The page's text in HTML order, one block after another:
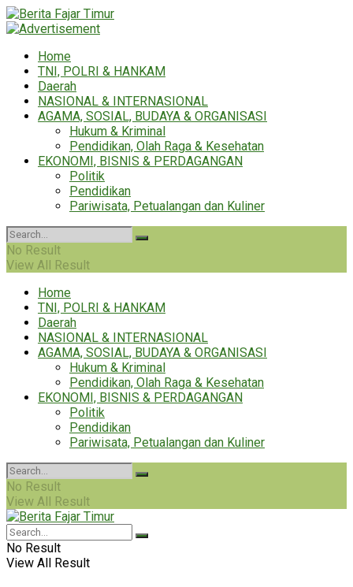
Home
TNI, POLRI & HANKAM
Daerah
NASIONAL & INTERNASIONAL
AGAMA, SOSIAL, BUDAYA & ORGANISASI
Hukum & Kriminal
Pendidikan, Olah Raga & Kesehatan
EKONOMI, BISNIS & PERDAGANGAN
Politik
Pendidikan
Pariwisata, Petualangan dan Kuliner
No Result
View All Result
Home
TNI, POLRI & HANKAM
Daerah
NASIONAL & INTERNASIONAL
AGAMA, SOSIAL, BUDAYA & ORGANISASI
Hukum & Kriminal
Pendidikan, Olah Raga & Kesehatan
EKONOMI, BISNIS & PERDAGANGAN
Politik
Pendidikan
Pariwisata, Petualangan dan Kuliner
No Result
View All Result
No Result
View All Result